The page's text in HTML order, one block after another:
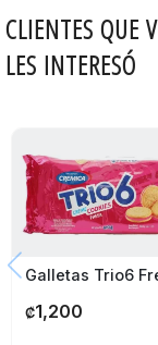
CLIENTES QUE
LES INTERESÓ
₡1,200